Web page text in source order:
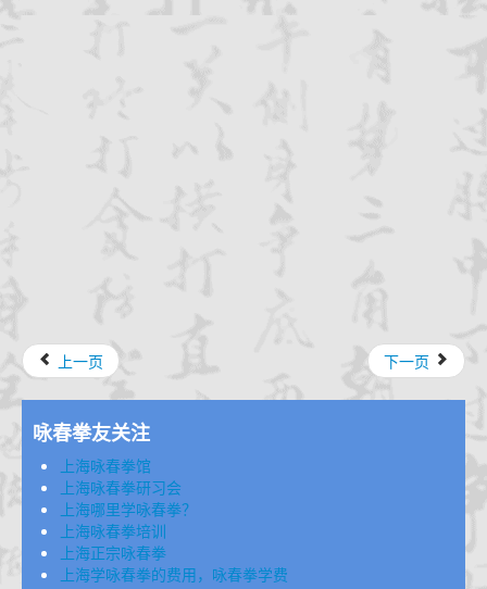
上一页 下一页
咏春拳友关注
上海咏春拳馆
上海咏春拳研习会
上海哪里学咏春拳？
上海咏春拳培训
上海正宗咏春拳
上海学咏春拳的费用，咏春拳学费